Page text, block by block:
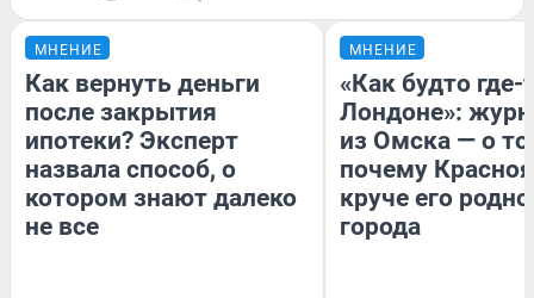
МНЕНИЕ
Как вернуть деньги
после закрытия
ипотеки? Эксперт
назвала способ, о
котором знают далеко
не все
МНЕНИЕ
«Как будто где-
Лондоне»:
из Омска — о
почему
круче его
города